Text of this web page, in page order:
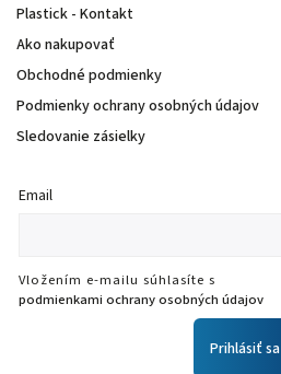
Plastick - Kontakt
Ako nakupovať
Obchodné podmienky
Podmienky ochrany osobných údajov
Sledovanie zásielky
Email
Vložením e-mailu súhlasíte s
podmienkami ochrany osobných údajov
Prihlásiť sa